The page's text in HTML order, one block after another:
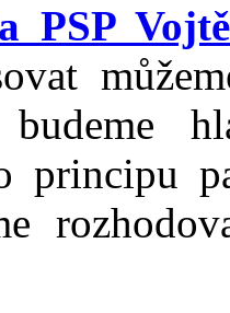
PSP
principu